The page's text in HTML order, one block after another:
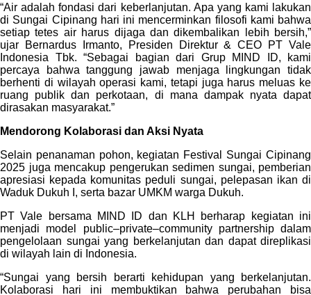
“Air adalah fondasi dari keberlanjutan. Apa yang kami lakukan
di Sungai Cipinang hari ini mencerminkan filosofi kami bahwa
setiap tetes air harus dijaga dan dikembalikan lebih bersih,”
ujar Bernardus Irmanto, Presiden Direktur & CEO PT Vale
Indonesia Tbk. “Sebagai bagian dari Grup MIND ID, kami
percaya bahwa tanggung jawab menjaga lingkungan tidak
berhenti di wilayah operasi kami, tetapi juga harus meluas ke
ruang publik dan perkotaan, di mana dampak nyata dapat
dirasakan masyarakat.”
Mendorong Kolaborasi dan Aksi Nyata
Selain penanaman pohon, kegiatan Festival Sungai Cipinang
2025 juga mencakup pengerukan sedimen sungai, pemberian
apresiasi kepada komunitas peduli sungai, pelepasan ikan di
Waduk Dukuh I, serta bazar UMKM warga Dukuh.
PT Vale bersama MIND ID dan KLH berharap kegiatan ini
menjadi model public–private–community partnership dalam
pengelolaan sungai yang berkelanjutan dan dapat direplikasi
di wilayah lain di Indonesia.
“Sungai yang bersih berarti kehidupan yang berkelanjutan.
Kolaborasi hari ini membuktikan bahwa perubahan bisa